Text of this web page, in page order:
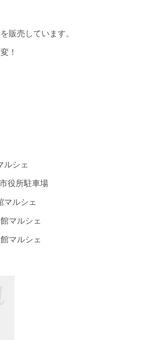
販売しています。
！
シェ
役所駐車場
ルシェ
マルシェ
マルシェ